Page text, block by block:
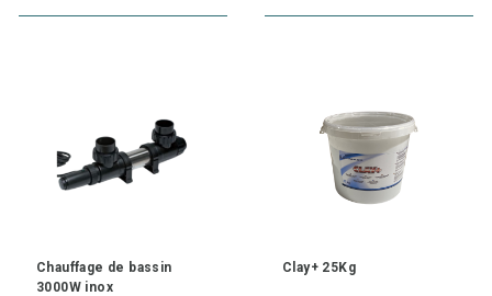
Chauffage de bassin
3000W inox
Clay+ 25Kg